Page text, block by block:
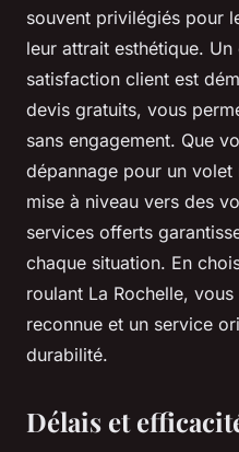
souvent privilégiés pour
leur attrait esthétique.
satisfaction client est
devis gratuits, vous
sans engagement. Que
dépannage pour un
mise à niveau vers des
services offerts
chaque situation. En
roulant La Rochelle,
reconnue et un service
durabilité.
Délais et